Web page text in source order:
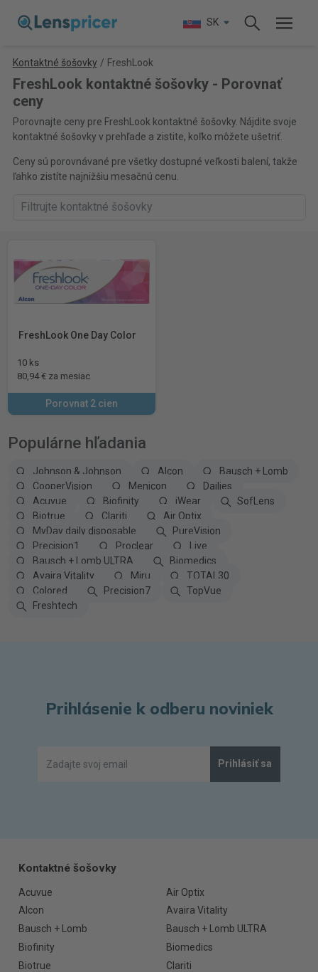
SK
Kontaktné šošovky / FreshLook
FreshLook kontaktné šošovky - Porovnať
ceny
Porovnajte ceny pre FreshLook kontaktné šošovky. Nájdite svoje
kontaktné šošovky v prehľade a zistite, koľko môžete ušetriť.
Ceny sú porovnávané pre všetky dostupné veľkosti balení, takže
ľahko zistíte najnižšiu mesačnú cenu.
FreshLook One Day Color
10 ks
80,94 € za mesiac
Porovnat 2 cien
Populárne hľadania
Johnson & Johnson Alcon
Bausch + Lomb
CooperVision
Menicon
Dailies
Acuvue
Biofinity iWear
SofLens
Biotrue
Clariti
Air Optix
MyDay daily disposable
PureVision
Precision1
Proclear
Live
Bausch + Lomb ULTRA
Biomedics
Avaira Vitality
Miru
TOTAL30
Colored
Precision7
TopVue
Freshtech
Prihlásenie k odberu noviniek
Prihlásiť sa
Kontaktné šošovky
Acuvue
Air Optix
Alcon
Avaira Vitality
Bausch + Lomb
Bausch + Lomb ULTRA
Biofinity
Biomedics
Biotrue
Clariti